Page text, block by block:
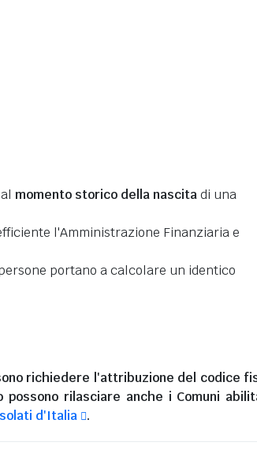
momento storico della nascitadi una
l'Amministrazione Finanziaria e
portano a calcolare un identico
richiedere l'attribuzione del codice
rilasciare anche i Comuni
d'Italia .